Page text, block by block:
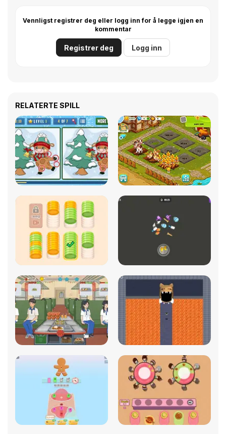
Vennligst registrer deg eller logg inn for å legge igjen en
kommentar
Registrer deg Logg inn
RELATERTE SPILL